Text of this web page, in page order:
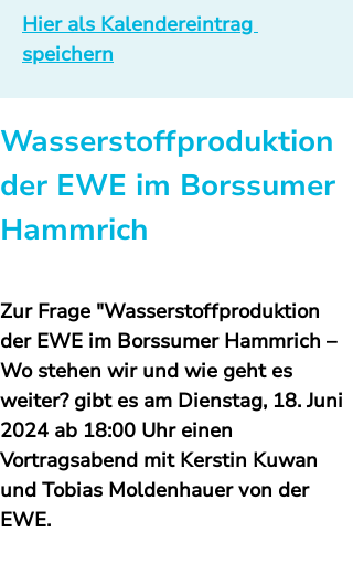
Hier als Kalendereintrag
speichern
Wasserstoffproduktion
der EWE im Borssumer
Hammrich
Zur Frage "Wasserstoffproduktion
der EWE im Borssumer Hammrich –
Wo stehen wir und wie geht es
weiter? gibt es am Dienstag, 18. Juni
2024 ab 18:00 Uhr einen
Vortragsabend mit Kerstin Kuwan
und Tobias Moldenhauer von der
EWE.